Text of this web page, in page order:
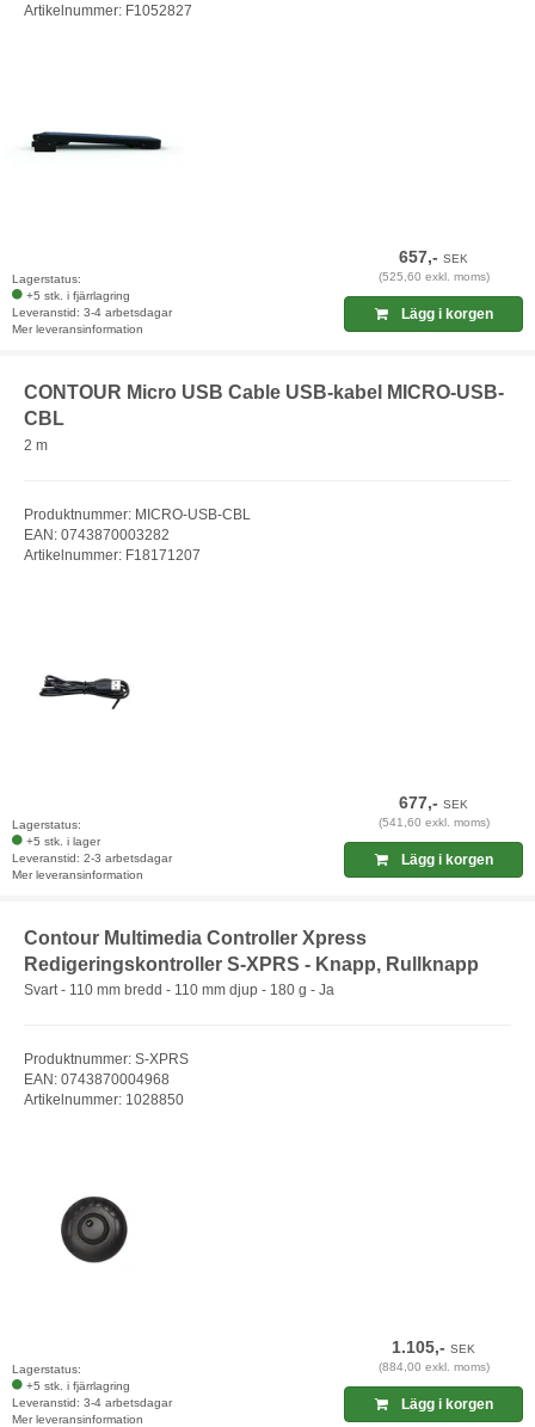
Artikelnummer: F1052827
Lagerstatus:
+5 stk. i fjärrlagring
Leveranstid: 3-4 arbetsdagar
Mer leveransinformation
657,-SEK
(525,60 exkl. moms)
Lägg i korgen
CONTOUR Micro USB Cable USB-kabel MICRO-USB-
CBL
2 m
Produktnummer: MICRO-USB-CBL
EAN: 0743870003282
Artikelnummer: F18171207
Lagerstatus:
+5 stk. i lager
Leveranstid: 2-3 arbetsdagar
Mer leveransinformation
677,-SEK
(541,60 exkl. moms)
Lägg i korgen
Contour Multimedia Controller Xpress
Redigeringskontroller S-XPRS - Knapp, Rullknapp
Svart - 110 mm bredd - 110 mm djup - 180 g - Ja
Produktnummer: S-XPRS
EAN: 0743870004968
Artikelnummer: 1028850
Lagerstatus:
+5 stk. i fjärrlagring
Leveranstid: 3-4 arbetsdagar
Mer leveransinformation
1.105,-SEK
(884,00 exkl. moms)
Lägg i korgen